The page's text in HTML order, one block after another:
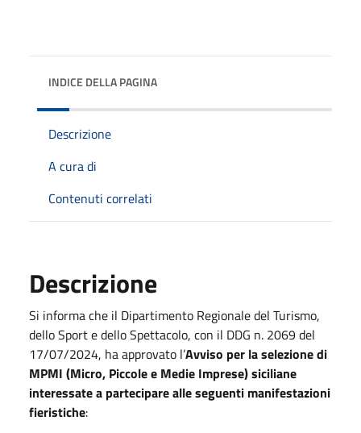
INDICE DELLA PAGINA
Descrizione
A cura di
Contenuti correlati
Descrizione
Si informa che il Dipartimento Regionale del Turismo,
dello Sport e dello Spettacolo, con il DDG n. 2069 del
17/07/2024, ha approvato l’Avviso per la selezione di
MPMI (Micro, Piccole e Medie Imprese) siciliane
interessate a partecipare alle seguenti manifestazioni
fieristiche: